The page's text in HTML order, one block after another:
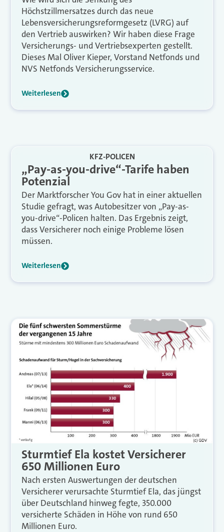
Höchstzillmersatzes durch das neue
Lebensversicherungsreformgesetz (LVRG) auf
den Vertrieb auswirken? Wir haben diese Frage
Versicherungs- und Vertriebsexperten gestellt.
Dieses Mal Oliver Kieper, Vorstand Netfonds und
NVS Netfonds Versicherungsservice.
Weiterlesen
KFZ-POLICEN
„Pay-as-you-drive“-Tarife haben
Potenzial
Der Marktforscher You Gov hat in einer aktuellen
Studie gefragt, was Autobesitzer von „Pay-as-
you-drive“-Policen halten. Das Ergebnis zeigt,
dass Versicherer noch einige Probleme lösen
müssen.
Weiterlesen
Sturmtief Ela kostet Versicherer
650 Millionen Euro
Nach ersten Auswertungen der deutschen
Versicherer verursachte Sturmtief Ela, das jüngst
über Deutschland hinweg fegte, 350.000
versicherte Schäden in Höhe von rund 650
Millionen Euro.